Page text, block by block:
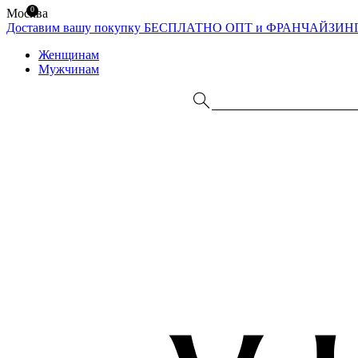
Москва
Доставим вашу покупку БЕСПЛАТНО ОПТ и
Женщинам
Мужчинам
0